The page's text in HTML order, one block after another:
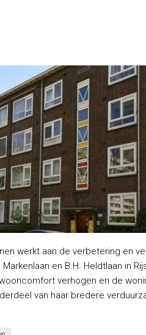
werkt aan de verbetering en
en B.H. Heldtlaan in
verhogen en de
van haar bredere